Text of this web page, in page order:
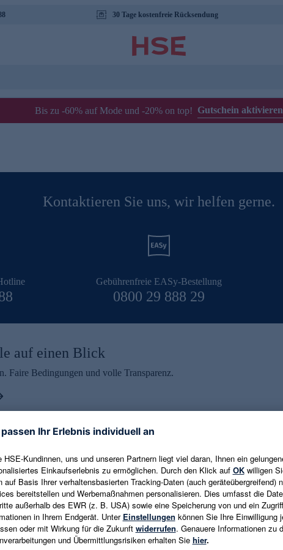
30 Tage kostenfreie Rücksendung
Bis zu -60% auf Mode und -20% on top! Gutschein aktivieren
Kontaktieren Sie uns, wir helfen gerne.
Gebührenfreie EASy-Bestellung
0800 29 888 29
auf einen Blick
Faire Bedingungen und volle Transparenz.
erhalten
und aktuelle Trends,
erhalten. Als Dankeschön
Eine Abmeldung ist jederzeit in
E-Mail-Adresse eingeben
Es gelten die Datenschutzrichtlinien